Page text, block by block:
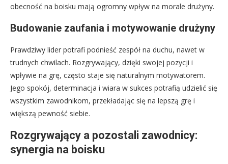
obecność na boisku mają ogromny wpływ na morale drużyny.
Budowanie zaufania i motywowanie drużyny
Prawdziwy lider potrafi podnieść zespół na duchu, nawet w
trudnych chwilach. Rozgrywający, dzięki swojej pozycji i
wpływie na grę, często staje się naturalnym motywatorem.
Jego spokój, determinacja i wiara w sukces potrafią udzielić się
wszystkim zawodnikom, przekładając się na lepszą grę i
większą pewność siebie.
Rozgrywający a pozostali zawodnicy:
synergia na boisku